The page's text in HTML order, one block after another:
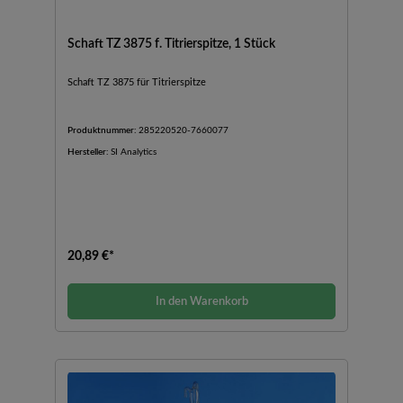
Schaft TZ 3875 f. Titrierspitze, 1 Stück
Schaft TZ 3875 für Titrierspitze
Produktnummer: 285220520-7660077
Hersteller: SI Analytics
20,89 €*
In den Warenkorb